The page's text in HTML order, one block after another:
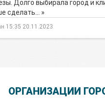
Долго выбирала город и
сделать… »
15:35 20.11.2023
ОРГАНИЗАЦИИ